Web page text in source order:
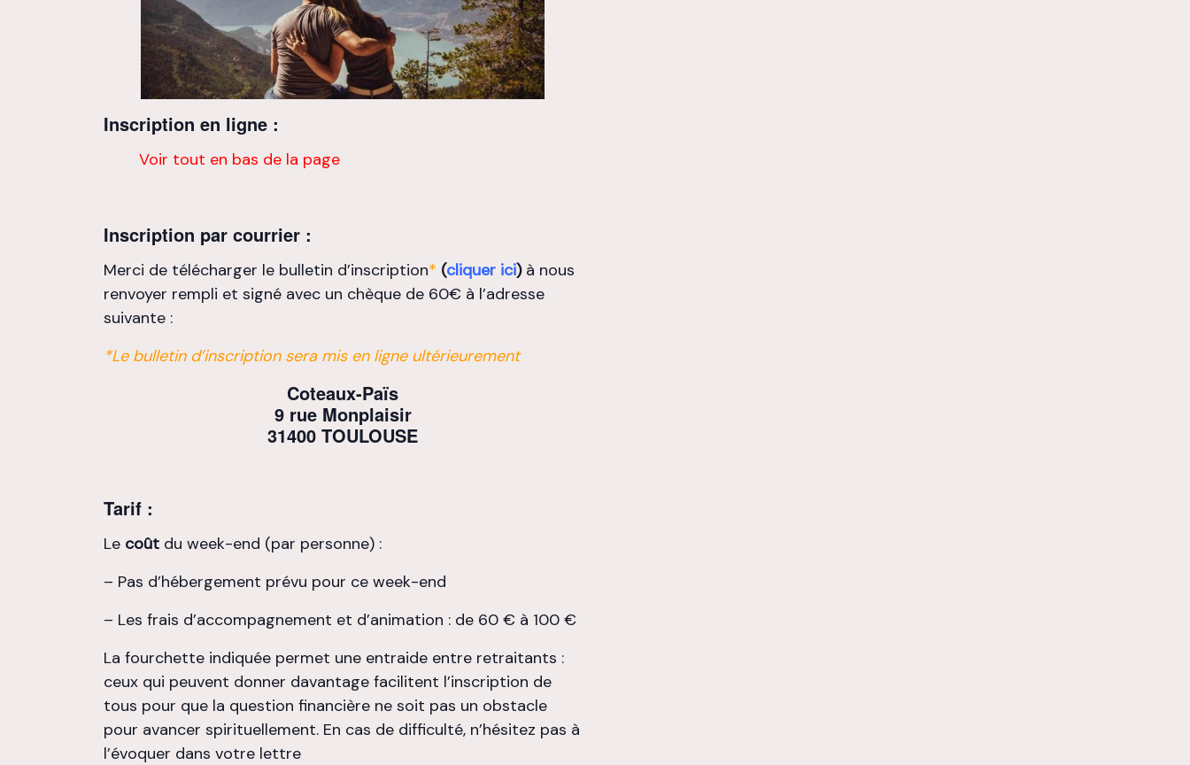
Inscription en ligne :
Voir tout en bas de la page
Inscription par courrier :
Merci de télécharger le bulletin d’inscription* (cliquer ici)à nous
renvoyer rempli et signé avec un chèque de 60€ à l’adresse
suivante :
*Le bulletin d’inscription sera mis en ligne ultérieurement
Coteaux-Païs
9 rue Monplaisir
31400 TOULOUSE
Tarif :
Le coût du week-end (par personne) :
– Pas d’hébergement prévu pour ce week-end
– Les frais d’accompagnement et d’animation : de 60 € à 100 €
La fourchette indiquée permet une entraide entre retraitants :
ceux qui peuvent donner davantage facilitent l’inscription de
tous pour que la question financière ne soit pas un obstacle
pour avancer spirituellement. En cas de difficulté, n’hésitez pas à
l’évoquer dans votre lettre